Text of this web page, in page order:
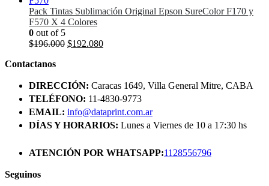
Pack Tintas Sublimación Original Epson SureColor F170 y
F570 X 4 Colores
0 out of 5
$196.000 El
$196.000.
$192.080El
$192.080.
Contactanos
DIRECCIÓN: Caracas 1649, Villa General Mitre, CABA
TELÉFONO: 11-4830-9773
EMAIL: info@dataprint.com.ar
DÍAS Y HORARIOS: Lunes a Viernes de 10 a 17:30 hs
ATENCIÓN POR WHATSAPP:1128556796
Seguinos